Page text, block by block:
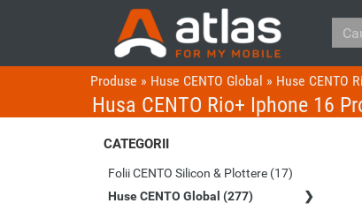
Produse » Huse CENTO Global » Huse CENTO
Husa CENTO Rio+ Iphone 16
CATEGORII
Folii CENTO Silicon & Plottere (17)
Huse CENTO Global (277)